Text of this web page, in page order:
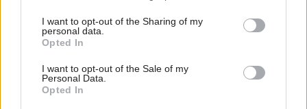
not limited to your visit or usage behaviour. You may click to
grant or deny consent to Google and its third-party tags to
use your data for below specified purposes in below Google
consent section.
I want to opt-out of the Sharing of my
personal data.
Opted In
I want to opt-out of the Sale of my
Personal Data.
Opted In